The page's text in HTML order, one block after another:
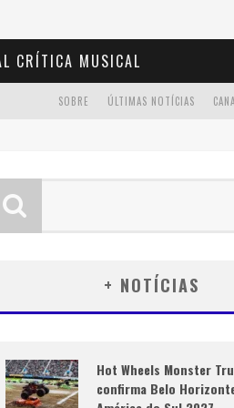
CRÍTICA MUSICAL
ÚLTIMAS NOTÍCIAS
SOBRE
+ NOTÍCIAS
Hot Wheels Monster
confirma Belo